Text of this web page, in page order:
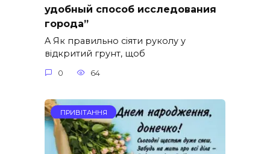
удобный способ исследования
города”
A Як правильно сіяти руколу у
відкритий грунт, щоб
0 64
ПРИВІТАННЯ